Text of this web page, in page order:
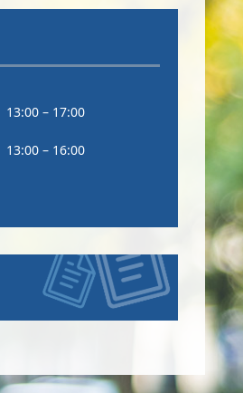
13:00 – 17:00
13:00 – 16:00